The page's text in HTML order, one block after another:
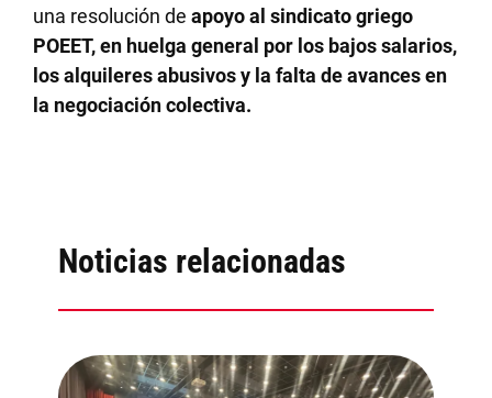
una resolución deapoyo al sindicato griego
POEET, en huelga general por los bajos salarios,
los alquileres abusivos y la falta de avances en
la negociación colectiva.
Noticias relacionadas